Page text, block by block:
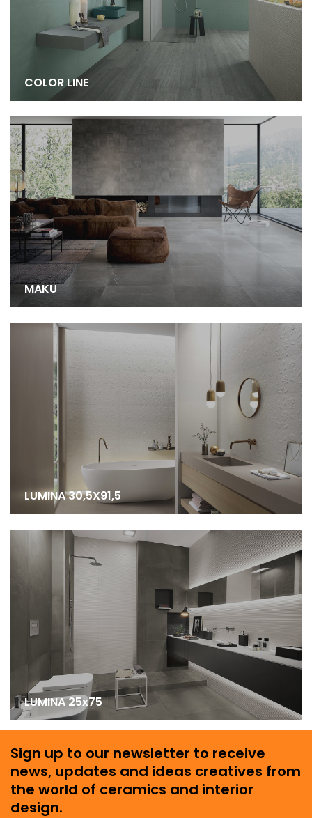
COLOR LINE
MAKU
LUMINA 30,5X91,5
LUMINA 25x75
Sign up to our newsletter to receive
news, updates and ideas creatives from
the world of ceramics and interior
design.